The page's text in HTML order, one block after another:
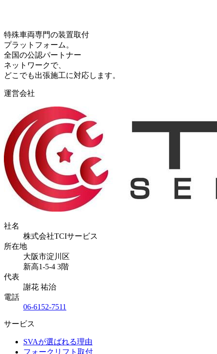
特殊車両専門の装置取付
プラットフォーム。
全国の公認パートナー
ネットワークで、
どこでも出張施工に対応します。
運営会社
社名
株式会社TCIサービス
所在地
大阪市淀川区
新高1-5-4 3階
代表
謝花 祐治
電話
06-6152-7511
サービス
SVAが選ばれる理由
フォークリフト取付